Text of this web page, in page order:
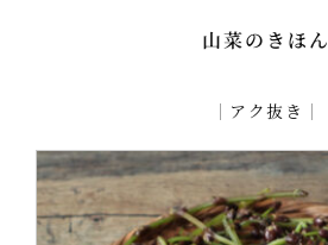
山菜のきほん
｜ アク抜き ｜